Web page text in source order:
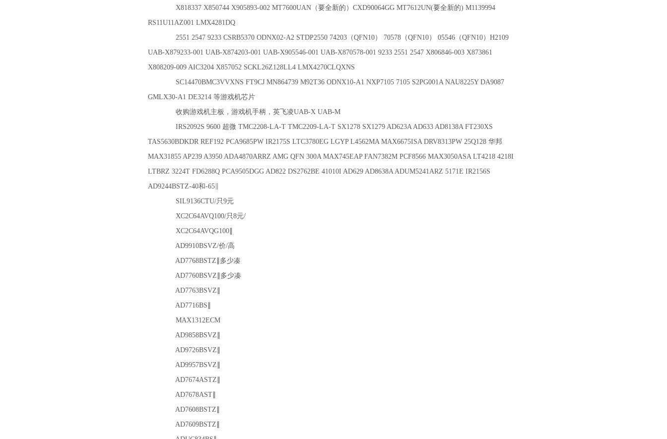
X818337 X850744 X905893-002 MT7600UAN（要全新的）CXD90064GG MT7612UN(要全新的) M1139994
RS11U11AZ001 LMX4281DQ
2551 2547 9233 CSRB5370 ODNX02-A2 STDP2550 74203（QFN10） 70578（QFN10） 05546（QFN10）H2109
UAB-X879233-001 UAB-X874203-001 UAB-X905546-001 UAB-X870578-001 9233 2551 2547 X806846-003 X873861
X808209-009 AIC3204 X857052 SCKL26Z128LL4 LMX4270CLQXNS
SC14470BMC3VVXNS FT9CJ MN864739 M92T36 ODNX10-A1 NXP7105 7105 S2PG001A NAU8225Y DA9087
GMLX30-A1 DE3214 等游戏机芯片
收购游戏机主板，游戏机手柄，英飞凌UAB-X UAB-M
IRS2092S 9600 超微 TMC2208-LA-T TMC2209-LA-T SX1278 SX1279 AD623A AD633 AD8138A FT230XS
TAS5630BDKDR REF192 PCA9685PW IR2175S LTC3780EG LGYP L4562MA MAX6675ISA DRV8313PW 25Q128 华邦
MAX31855 AP239 A3950 ADA4870ARRZ AMG QFN 300A MAX745EAP FAN7382M PCF8566 MAX3050ASA LT4218 4218I
LTBRZ 3224T FD6288Q PCA9505DGG AD822 DS2762BE 41010I AD629 AD8638A ADUM5241ARZ 5171E IR2156S
AD9244BSTZ-40和-65∥
SIL9136CTU/只9元
XC2C64AVQ100/只8元/
XC2C64AVQG100∥
AD9910BSVZ/价/高
AD7768BSTZ∥多少凑
AD7760BSVZ∥多少凑
AD7763BSVZ∥
AD7716BS∥
MAX1312ECM
AD9858BSVZ∥
AD9726BSVZ∥
AD9957BSVZ∥
AD7674ASTZ∥
AD7678AST∥
AD7608BSTZ∥
AD7609BSTZ∥